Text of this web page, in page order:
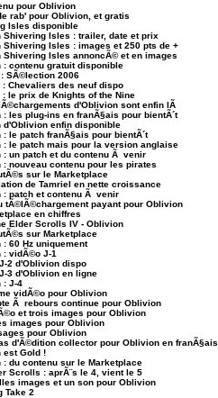
pour Oblivion
rab' pour Oblivion, et gratis
Isles disponible
Shivering Isles : trailer, date et prix
Shivering Isles : images et 250 pts de +
Shivering Isles annoncÃ© et en images
: contenu gratuit disponible
SÃ©lection 2006
: Chevaliers des neuf dispo
le prix de Knights of the Nine
d'Oblivion sont enfin lÃ
: les plug-ins en franÃ§ais pour bientÃ´t
d'Oblivion enfin disponible
: le patch franÃ§ais pour bientÃ´t
: le patch mais pour la version anglaise
: un patch et du contenu Ã venir
: nouveau contenu pour les pirates
sur le Marketplace
de Tamriel en nette croissance
: patch et contenu Ã venir
tÃ©lÃ©chargement payant pour Oblivion
en chiffres
Elder Scrolls IV - Oblivion
sur Marketplace
: 60 Hz uniquement
: vidÃ©o J-1
2 d'Oblivion dispo
3 d'Oblivion en ligne
: J-4
vidÃ©o pour Oblivion
Ã rebours continue pour Oblivion
et trois images pour Oblivion
images pour Oblivion
pour Oblivion
d'Ã©dition collector pour Oblivion en franÃ§ais
est Gold !
: du contenu sur le Marketplace
Scrolls : aprÃ¨s le 4, vient le 5
images et un son pour Oblivion
Take 2